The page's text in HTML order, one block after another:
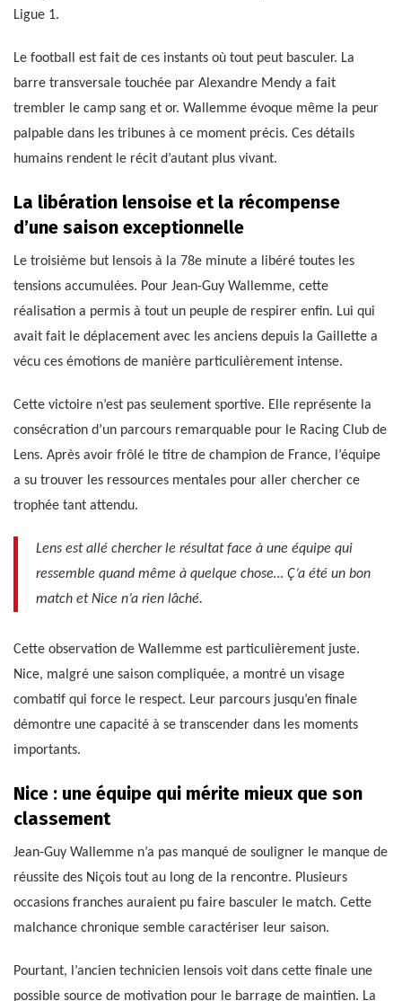
Ligue 1.
Le football est fait de ces instants où tout peut basculer. La
barre transversale touchée par Alexandre Mendy a fait
trembler le camp sang et or. Wallemme évoque même la peur
palpable dans les tribunes à ce moment précis. Ces détails
humains rendent le récit d’autant plus vivant.
La libération lensoise et la récompense
d’une saison exceptionnelle
Le troisième but lensois à la 78e minute a libéré toutes les
tensions accumulées. Pour Jean-Guy Wallemme, cette
réalisation a permis à tout un peuple de respirer enfin. Lui qui
avait fait le déplacement avec les anciens depuis la Gaillette a
vécu ces émotions de manière particulièrement intense.
Cette victoire n’est pas seulement sportive. Elle représente la
consécration d’un parcours remarquable pour le Racing Club de
Lens. Après avoir frôlé le titre de champion de France, l’équipe
a su trouver les ressources mentales pour aller chercher ce
trophée tant attendu.
Lens est allé chercher le résultat face à une équipe qui
ressemble quand même à quelque chose… Ç’a été un bon
match et Nice n’a rien lâché.
Cette observation de Wallemme est particulièrement juste.
Nice, malgré une saison compliquée, a montré un visage
combatif qui force le respect. Leur parcours jusqu’en finale
démontre une capacité à se transcender dans les moments
importants.
Nice : une équipe qui mérite mieux que son
classement
Jean-Guy Wallemme n’a pas manqué de souligner le manque de
réussite des Niçois tout au long de la rencontre. Plusieurs
occasions franches auraient pu faire basculer le match. Cette
malchance chronique semble caractériser leur saison.
Pourtant, l’ancien technicien lensois voit dans cette finale une
possible source de motivation pour le barrage de maintien. La